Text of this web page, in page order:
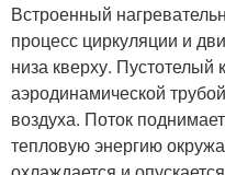
Встроенный
процесс циркуляции и
низа кверху. Пустотелый
аэродинамической
воздуха. Поток
тепловую энергию